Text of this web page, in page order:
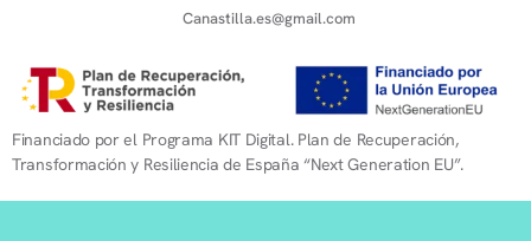
Canastilla.es@gmail.com
Financiado por el Programa KIT Digital. Plan de Recuperación,
Transformación y Resiliencia de España “Next Generation EU”.